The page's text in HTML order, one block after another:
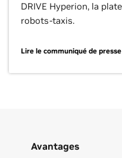
DRIVE Hyperion, la
robots-taxis.
Lire le communiqué de presse
Avantages